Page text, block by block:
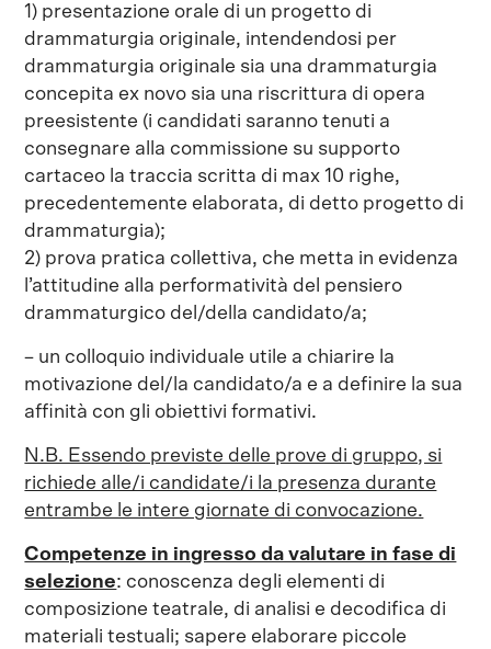
1) presentazione orale di un progetto di
drammaturgia originale, intendendosi per
drammaturgia originale sia una drammaturgia
concepita ex novo sia una riscrittura di opera
preesistente (i candidati saranno tenuti a
consegnare alla commissione su supporto
cartaceo la traccia scritta di max 10 righe,
precedentemente elaborata, di detto progetto di
drammaturgia);
2) prova pratica collettiva, che metta in evidenza
l’attitudine alla performatività del pensiero
drammaturgico del/della candidato/a;
– un colloquio individuale utile a chiarire la
motivazione del/la candidato/a e a definire la sua
affinità con gli obiettivi formativi.
N.B. Essendo previste delle prove di gruppo, si
richiede alle/i candidate/i la presenza durante
entrambe le intere giornate di convocazione.
Competenze in ingresso da valutare in fase di
selezione: conoscenza degli elementi di
composizione teatrale, di analisi e decodifica di
materiali testuali; sapere elaborare piccole